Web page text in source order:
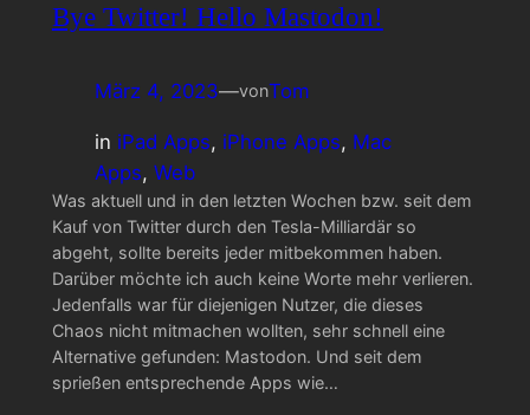
Bye Twitter! Hello Mastodon!
März 4, 2023—vonTom
in iPad Apps, iPhone Apps, Mac
Apps, Web
Was aktuell und in den letzten Wochen bzw. seit dem
Kauf von Twitter durch den Tesla-Milliardär so
abgeht, sollte bereits jeder mitbekommen haben.
Darüber möchte ich auch keine Worte mehr verlieren.
Jedenfalls war für diejenigen Nutzer, die dieses
Chaos nicht mitmachen wollten, sehr schnell eine
Alternative gefunden: Mastodon. Und seit dem
sprießen entsprechende Apps wie…